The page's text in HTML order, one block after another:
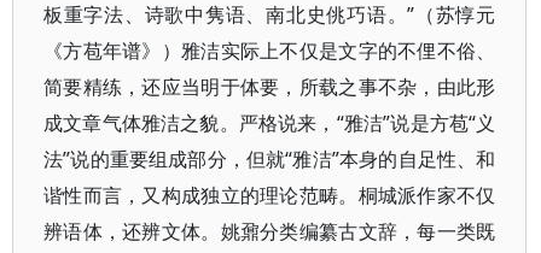
板重字法、诗歌中隽语、南北史佻巧语。”（苏惇元
《方苞年谱》）雅洁实际上不仅是文字的不俚不俗、
简要精练，还应当明于体要，所载之事不杂，由此形
成文章气体雅洁之貌。严格说来，“雅洁”说是方苞“义
法”说的重要组成部分，但就“雅洁”本身的自足性、和
谐性而言，又构成独立的理论范畴。桐城派作家不仅
辨语体，还辨文体。姚鼐分类编纂古文辞，每一类既